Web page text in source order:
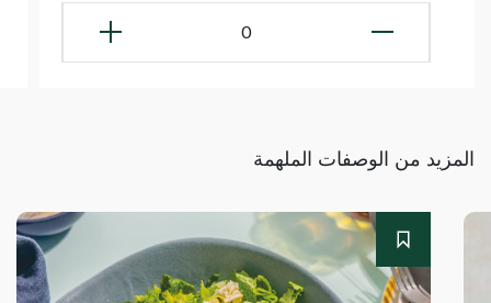
0
المزيد من الوصفات الملهمة